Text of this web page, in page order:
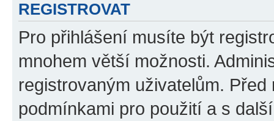
REGISTROVAT
Pro přihlášení musíte být
mnohem větší možnosti.
registrovaným uživatelům.
podmínkami pro použití a s